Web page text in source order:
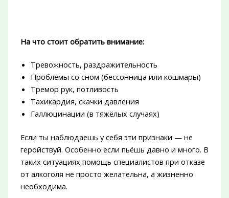
На что стоит обратить внимание:
Тревожность, раздражительность
Проблемы со сном (бессонница или кошмары)
Тремор рук, потливость
Тахикардия, скачки давления
Галлюцинации (в тяжёлых случаях)
Если ты наблюдаешь у себя эти признаки — не
геройствуй. Особенно если пьёшь давно и много. В
таких ситуациях помощь специалистов при отказе
от алкоголя не просто желательна, а жизненно
необходима.